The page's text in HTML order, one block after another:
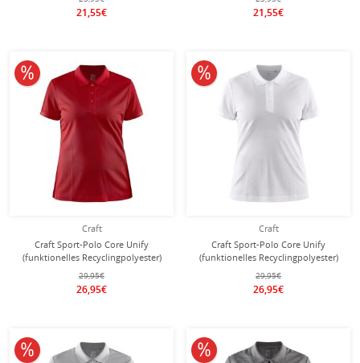
21,55€ 21,55€
Craft
Craft Sport-Polo Core Unify
(funktionelles Recyclingpolyester)
rot Damen
29,95€
26,95€
10% reduziert
Craft
Craft Sport-Polo Core Unify
(funktionelles Recyclingpolyester)
weiss Damen
29,95€
26,95€
10% reduziert
10% reduziert 10% reduziert